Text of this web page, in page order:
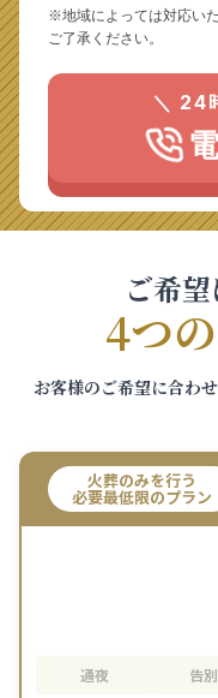
※地域によっては対応い
ご了承ください。
＼ 24
ご希
4つ
お客様のご希望に合わ
火葬のみを行う
必要最低限のプラン
通夜 告